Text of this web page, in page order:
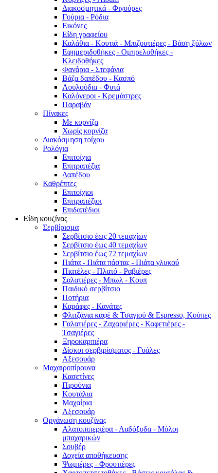
Διακοσμητικά - Φιγούρες
Γούρια - Ρόδια
Εικόνες
Είδη γραφείου
Καλάθια - Κουτιά - Μπιζουτιέρες - Βάση ξύλων
Εφημεριδοθήκες - Ομπρελοθήκες -
Κλειδοθήκες
Φανάρια - Στεφάνια
Βάζα δαπέδου - Κασπό
Λουλούδια - Φυτά
Καλόγεροι - Κρεμάστρες
Παραβάν
Πίνακες
Με κορνίζα
Χωρίς κορνίζα
Διακόσμηση τοίχου
Ρολόγια
Επιτοίχια
Επιτραπέζια
Δαπέδου
Καθρέπτες
Επιτοίχιοι
Επιτραπέζιοι
Επιδαπέδιοι
Είδη κουζίνας
Σερβίρισμα
Σερβίτσιο έως 20 τεμαχίων
Σερβίτσιο έως 40 τεμαχίων
Σερβίτσιο έως 72 τεμαχίων
Πιάτα - Πιάτα πάστας - Πιάτα γλυκού
Πιατέλες - Πλατό - Ραβιέρες
Σαλατιέρες - Μπωλ - Κουπ
Παιδικό σερβίτσιο
Ποτήρια
Καράφες - Κανάτες
Φλιτζάνια καφέ & Τσαγιού & Espresso, Κούπες
Γαλατιέρες - Ζαχαριέρες - Καφετιέρες -
Τσαγιέρες
Ξηροκαρπιέρα
Δίσκοι σερβιρίσματος - Γυάλες
Αξεσουάρ
Μαχαιροπίρουνα
Κασετίνες
Πιρούνια
Κουτάλια
Μαχαίρια
Αξεσουάρ
Οργάνωση κουζίνας
Αλατοπιπεριέρα - Λαδόξυδα - Μύλοι
μπαχαρικών
Σουβέρ
Δοχεία αποθήκευσης
Ψωμιέρες - Φρουτιέρες